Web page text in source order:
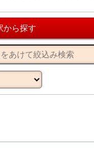
から探す